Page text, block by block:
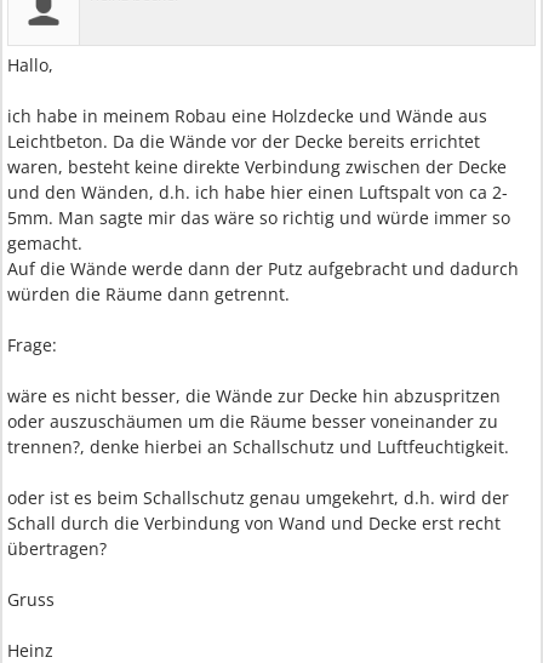
Hallo,
ich habe in meinem Robau eine Holzdecke und Wände aus
Leichtbeton. Da die Wände vor der Decke bereits errichtet
waren, besteht keine direkte Verbindung zwischen der Decke
und den Wänden, d.h. ich habe hier einen Luftspalt von ca 2-
5mm. Man sagte mir das wäre so richtig und würde immer so
gemacht.
Auf die Wände werde dann der Putz aufgebracht und dadurch
würden die Räume dann getrennt.
Frage:
wäre es nicht besser, die Wände zur Decke hin abzuspritzen
oder auszuschäumen um die Räume besser voneinander zu
trennen?, denke hierbei an Schallschutz und Luftfeuchtigkeit.
oder ist es beim Schallschutz genau umgekehrt, d.h. wird der
Schall durch die Verbindung von Wand und Decke erst recht
übertragen?
Gruss
Heinz